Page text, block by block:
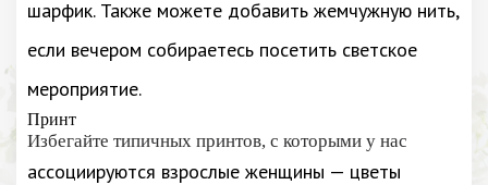
шарфик. Также можете добавить жемчужную нить,
если вечером собираетесь посетить светское
мероприятие.
Принт
Избегайте типичных принтов, с которыми у нас
ассоциируются взрослые женщины — цветы